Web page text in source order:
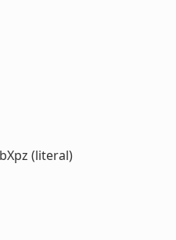
(literal)